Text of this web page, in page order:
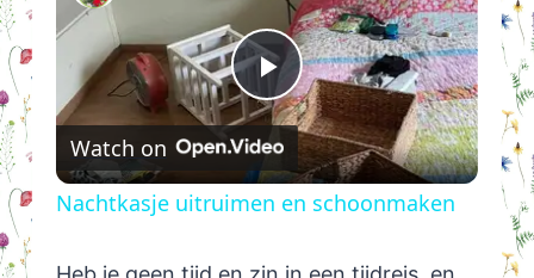
Play
Video
Watch on
Nachtkasje uitruimen en schoonmaken